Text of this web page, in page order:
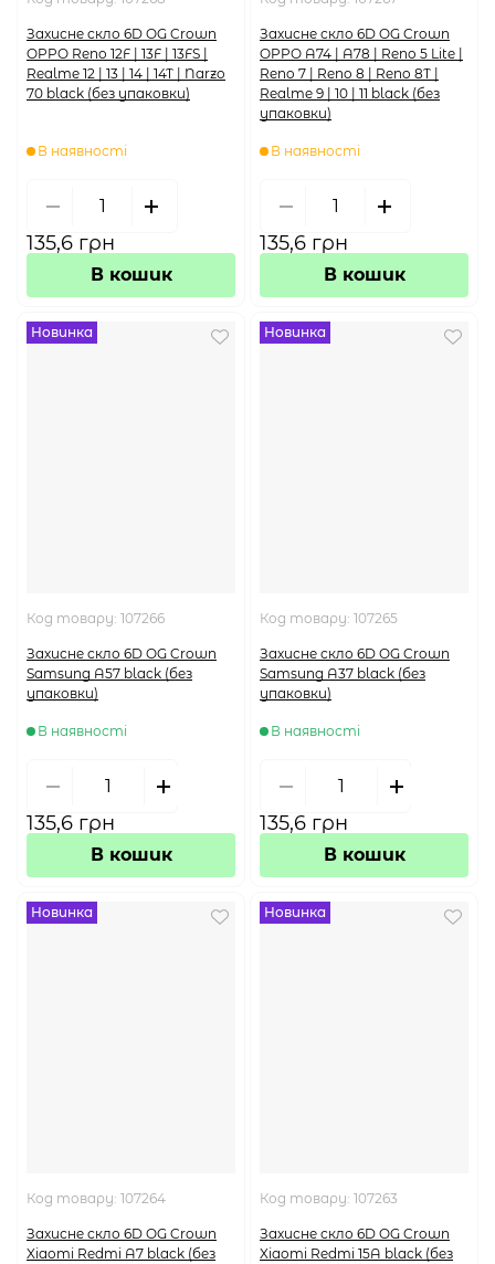
Захисне скло 6D OG Crown
OPPO Reno 12F | 13F | 13FS |
Realme 12 | 13 | 14 | 14T | Narzo
70 black (без упаковки)
В наявності
135,6 грн
В кошик
Захисне скло 6D OG Crown
OPPO A74 | A78 | Reno 5 Lite |
Reno 7 | Reno 8 | Reno 8T |
Realme 9 | 10 | 11 black (без
упаковки)
В наявності
135,6 грн
В кошик
Код товару: 107266
Захисне скло 6D OG Crown
Samsung A57 black (без
упаковки)
В наявності
135,6 грн
В кошик
Новинка
Код товару: 107265
Захисне скло 6D OG Crown
Samsung A37 black (без
упаковки)
В наявності
135,6 грн
В кошик
Новинка
Код товару: 107264
Захисне скло 6D OG Crown
Xiaomi Redmi A7 black (без
Новинка
Код товару: 107263
Захисне скло 6D OG Crown
Xiaomi Redmi 15A black (без
Новинка